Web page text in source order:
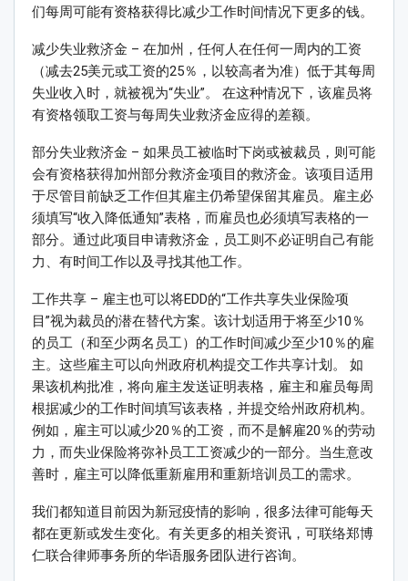
们每周可能有资格获得比减少工作时间情况下更多的钱。
减少失业救济金 – 在加州，任何人在任何一周内的工资
（减去25美元或工资的25％，以较高者为准）低于其每周
失业收入时，就被视为“失业”。 在这种情况下，该雇员将
有资格领取工资与每周失业救济金应得的差额。
部分失业救济金 – 如果员工被临时下岗或被裁员，则可能
会有资格获得加州部分救济金项目的救济金。该项目适用
于尽管目前缺乏工作但其雇主仍希望保留其雇员。雇主必
须填写“收入降低通知”表格，而雇员也必须填写表格的一
部分。通过此项目申请救济金，员工则不必证明自己有能
力、有时间工作以及寻找其他工作。
工作共享 – 雇主也可以将EDD的“工作共享失业保险项
目”视为裁员的潜在替代方案。该计划适用于将至少10％
的员工（和至少两名员工）的工作时间减少至少10％的雇
主。这些雇主可以向州政府机构提交工作共享计划。 如
果该机构批准，将向雇主发送证明表格，雇主和雇员每周
根据减少的工作时间填写该表格，并提交给州政府机构。
例如，雇主可以减少20％的工资，而不是解雇20％的劳动
力，而失业保险将弥补员工工资减少的一部分。当生意改
善时，雇主可以降低重新雇用和重新培训员工的需求。
我们都知道目前因为新冠疫情的影响，很多法律可能每天
都在更新或发生变化。有关更多的相关资讯，可联络郑博
仁联合律师事务所的华语服务团队进行咨询。